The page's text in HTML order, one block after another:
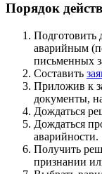
Порядок
Подготовить
аварийным
письменных
Составить
Приложив к
документы,
Дождаться
Дождаться
аварийности.
Получить
признании